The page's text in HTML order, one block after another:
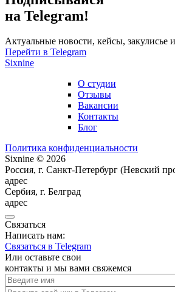
на Telegram!
Актуальные новости, кейсы, закулисье
Перейти в Telegram
Sixnine
О студии
Отзывы
Вакансии
Контакты
Блог
Политика конфиденциальности
Sixnine © 2026
Россия, г. Санкт-Петербург (Невский
адрес
Сербия, г. Белград
адрес
Связаться
Написать нам:
Связаться в Telegram
Или оставьте свои
контакты и мы вами свяжемся